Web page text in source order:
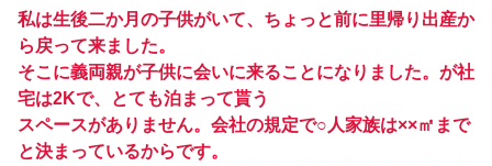
私は生後二か月の子供がいて、ちょっと前に里帰り出産か
ら戻って来ました。
そこに義両親が子供に会いに来ることになりました。が社
宅は2Kで、とても泊まって貰う
スペースがありません。会社の規定で○人家族は××㎡まで
と決まっているからです。